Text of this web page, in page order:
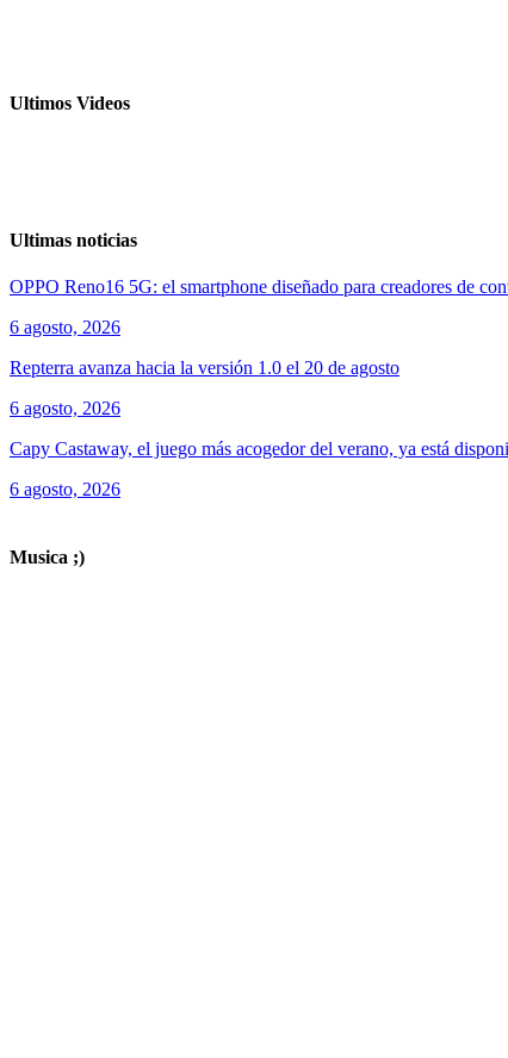
Ultimos Videos
Ultimas noticias
OPPO Reno16 5G: el smartphone diseñado para creadores de
6 agosto, 2026
Repterra avanza hacia la versión 1.0 el 20 de agosto
6 agosto, 2026
Capy Castaway, el juego más acogedor del verano, ya está
6 agosto, 2026
Musica ;)